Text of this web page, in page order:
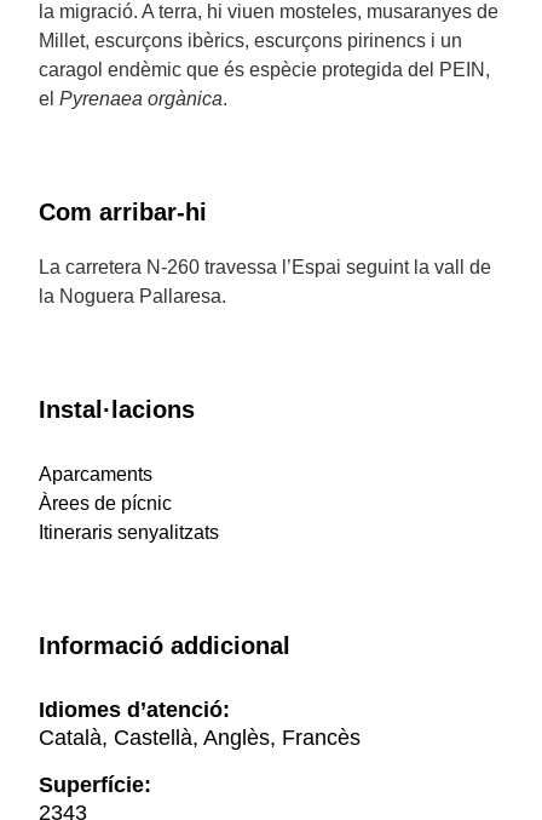
la migració. A terra, hi viuen mosteles, musaranyes de
Millet, escurçons ibèrics, escurçons pirinencs i un
caragol endèmic que és espècie protegida del PEIN,
el Pyrenaea orgànica.
Com arribar-hi
La carretera N-260 travessa l’Espai seguint la vall de
la Noguera Pallaresa.
Instal·lacions
Aparcaments
Àrees de pícnic
Itineraris senyalitzats
Informació addicional
Idiomes d’atenció:
Català, Castellà, Anglès, Francès
Superfície:
2343